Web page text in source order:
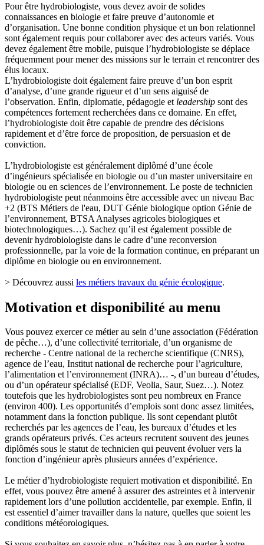
Pour être hydrobiologiste, vous devez avoir de solides
connaissances en biologie et faire preuve d’autonomie et
d’organisation. Une bonne condition physique et un bon relationnel
sont également requis pour collaborer avec des acteurs variés. Vous
devez également être mobile, puisque l’hydrobiologiste se déplace
fréquemment pour mener des missions sur le terrain et rencontrer des
élus locaux.
L’hydrobiologiste doit également faire preuve d’un bon esprit
d’analyse, d’une grande rigueur et d’un sens aiguisé de
l’observation. Enfin, diplomatie, pédagogie et leadership sont des
compétences fortement recherchées dans ce domaine. En effet,
l’hydrobiologiste doit être capable de prendre des décisions
rapidement et d’être force de proposition, de persuasion et de
conviction.
L’hydrobiologiste est généralement diplômé d’une école
d’ingénieurs spécialisée en biologie ou d’un master universitaire en
biologie ou en sciences de l’environnement. Le poste de technicien
hydrobiologiste peut néanmoins être accessible avec un niveau Bac
+2 (BTS Métiers de l'eau, DUT Génie biologique option Génie de
l’environnement, BTSA Analyses agricoles biologiques et
biotechnologiques…). Sachez qu’il est également possible de
devenir hydrobiologiste dans le cadre d’une reconversion
professionnelle, par la voie de la formation continue, en préparant un
diplôme en biologie ou en environnement.
> Découvrez aussi les métiers travaux du génie écologique.
Motivation et disponibilité au menu
Vous pouvez exercer ce métier au sein d’une association (Fédération
de pêche…), d’une collectivité territoriale, d’un organisme de
recherche - Centre national de la recherche scientifique (CNRS),
agence de l’eau, Institut national de recherche pour l’agriculture,
l’alimentation et l’environnement (INRA)… -, d’un bureau d’études,
ou d’un opérateur spécialisé (EDF, Veolia, Saur, Suez…). Notez
toutefois que les hydrobiologistes sont peu nombreux en France
(environ 400). Les opportunités d’emplois sont donc assez limitées,
notamment dans la fonction publique. Ils sont cependant plutôt
recherchés par les agences de l’eau, les bureaux d’études et les
grands opérateurs privés. Ces acteurs recrutent souvent des jeunes
diplômés sous le statut de technicien qui peuvent évoluer vers la
fonction d’ingénieur après plusieurs années d’expérience.
Le métier d’hydrobiologiste requiert motivation et disponibilité. En
effet, vous pouvez être amené à assurer des astreintes et à intervenir
rapidement lors d’une pollution accidentelle, par exemple. Enfin, il
est essentiel d’aimer travailler dans la nature, quelles que soient les
conditions météorologiques.